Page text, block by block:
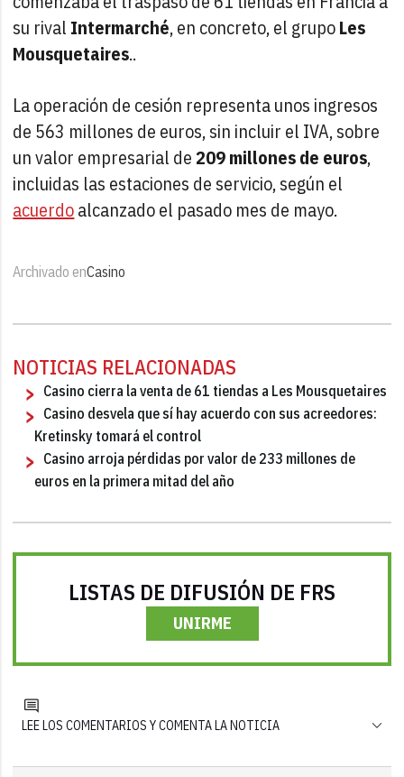
su rival Intermarché, en concreto, el grupoLes
Mousquetaires..
La operación de cesión representa unos ingresos
de 563 millones de euros, sin incluir el IVA, sobre
un valor empresarial de209 millones de euros,
incluidas las estaciones de servicio, según el
acuerdoalcanzado el pasado mes de mayo.
Archivado enCasino
NOTICIAS RELACIONADAS
Casino cierra la venta de 61 tiendas a Les Mousquetaires
Casino desvela que sí hay acuerdo con sus acreedores:
Kretinsky tomará el control
Casino arroja pérdidas por valor de 233 millones de
euros en la primera mitad del año
LISTAS DE DIFUSIÓN DE FRS
UNIRME
LEE LOS COMENTARIOS Y COMENTA LA NOTICIA